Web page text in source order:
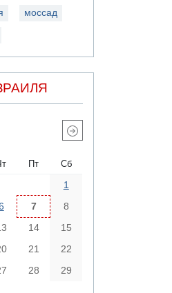
моссад
Пт Сб
1
7
8
14
15
21
22
28
29